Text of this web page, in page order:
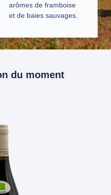
arômes de framboise
et de baies sauvages.
du moment